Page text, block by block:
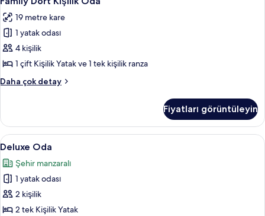
tüm
fotoğrafları
görün
(Queen)
Boy
Yatak,
Engellilere
Uygun
hakkında
fazla
Dört
Kişilik
Oda
için
tüm
fotoğrafları
görün
19 metre kare
1 yatak odası
4 kişilik
1 çift Kişilik Yatak ve 1 tek kişilik ranza
Daha çok detay
Family
hakkında
daha
fazla
Fiyatları görüntüleyin
Deluxe
Oda
için
tüm
fotoğrafları
görün
Deluxe Oda | Ses yalıtımı, ayrı ayrı
9
Deluxe Oda
Şehir manzaralı
1 yatak odası
2 kişilik
2 tek Kişilik Yatak